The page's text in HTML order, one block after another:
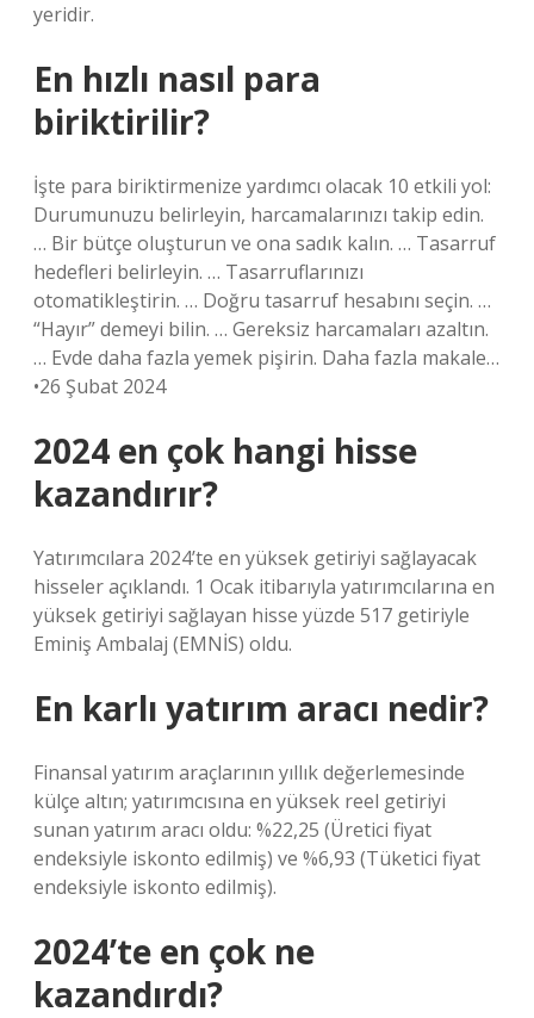
yeridir.
En hızlı nasıl para
biriktirilir?
İşte para biriktirmenize yardımcı olacak 10 etkili yol:
Durumunuzu belirleyin, harcamalarınızı takip edin.
… Bir bütçe oluşturun ve ona sadık kalın. … Tasarruf
hedefleri belirleyin. … Tasarruflarınızı
otomatikleştirin. … Doğru tasarruf hesabını seçin. …
“Hayır” demeyi bilin. … Gereksiz harcamaları azaltın.
… Evde daha fazla yemek pişirin. Daha fazla makale…
•26 Şubat 2024
2024 en çok hangi hisse
kazandırır?
Yatırımcılara 2024’te en yüksek getiriyi sağlayacak
hisseler açıklandı. 1 Ocak itibarıyla yatırımcılarına en
yüksek getiriyi sağlayan hisse yüzde 517 getiriyle
Eminiş Ambalaj (EMNİS) oldu.
En karlı yatırım aracı nedir?
Finansal yatırım araçlarının yıllık değerlemesinde
külçe altın; yatırımcısına en yüksek reel getiriyi
sunan yatırım aracı oldu: %22,25 (Üretici fiyat
endeksiyle iskonto edilmiş) ve %6,93 (Tüketici fiyat
endeksiyle iskonto edilmiş).
2024’te en çok ne
kazandırdı?